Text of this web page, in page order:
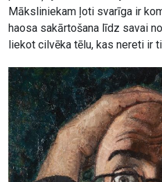
Māksliniekam ļoti svarīga ir
haosa sakārtošana līdz savai
liekot cilvēka tēlu, kas nereti ir